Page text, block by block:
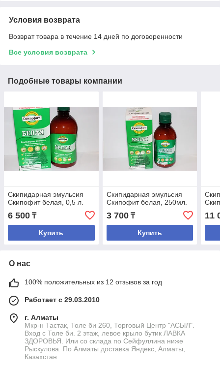
Условия возврата
Возврат товара в течение 14 дней по договоренности
Все условия возврата
Подобные товары компании
Скипидарная эмульсия
Скипофит белая, 0,5 л.
6 500 ₸
Купить
Скипидарная эмульсия
Скипофит белая, 250мл.
3 700₸
Купить
11
О нас
100% положительных из 12 отзывов за год
Работает с 29.03.2010
г. Алматы
Мкр-н Тастак, Толе би 260, Торговый Центр "АСЫЛ".
Вход с Толе би. 2 этаж, левое крыло бутик ЛАВКА
ЗДОРОВЬЯ. Или со склада по Сейфуллина ниже
Рыскулова. По Алматы доставка Яндекс, Алматы,
Казахстан